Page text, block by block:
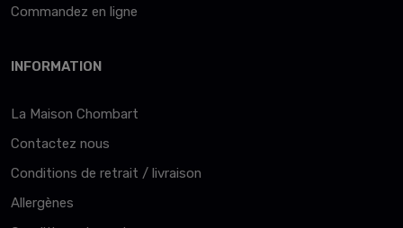
Commandez en ligne
INFORMATION
La Maison Chombart
Contactez nous
Conditions de retrait / livraison
Allergènes